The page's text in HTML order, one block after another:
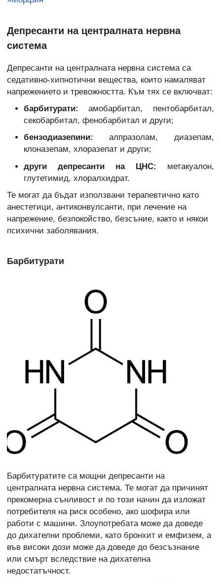
Депресанти на централната нервна
система
Депресанти на централната нервна система са
седативно-хипнотични вещества, които намаляват
напрежението и тревожността. Към тях се включват:
барбитурати: амобарбитал, пентобарбитал,
секобарбитал, фенобарбитал и други;
бензодиазепини: алпразолам, диазепам,
клоназепам, хлоразепат и други;
други депресанти на ЦНС:
метакуалон,
глутетимид, хлоралхидрат.
Те могат да бъдат използвани терапевтично като
анестетици, антиконвулсанти, при лечение на
напрежение, безпокойство, безсъние, както и някои
психични заболявания.
Барбитурати
Барбитуратите са мощни депресанти на
централната нервна система. Те могат да причинят
прекомерна сънливост и по този начин да изложат
потребителя на риск особено, ако шофира или
работи с машини. Злоупотребата може да доведе
до дихателни проблеми, като бронхит и емфизем, а
във високи дози може да доведе до безсъзнание
или смърт вследствие на дихателна
недостатъчност.